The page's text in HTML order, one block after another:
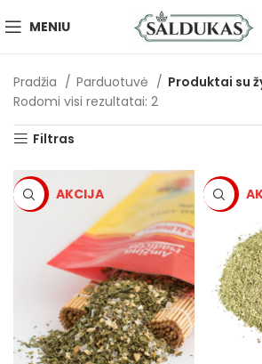
MENIU
Pradžia Parduotuvė
Produktai su
Rodomi visi rezultatai: 2
Filtras
-5% -5%